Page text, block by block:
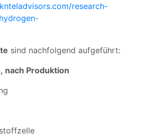
research-
sind nachfolgend aufgeführt:
nach Produktion